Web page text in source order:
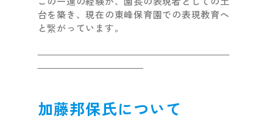
台を築き、現在の東峰保育園での表現教育へ
と繋がっています。
加藤邦保氏について